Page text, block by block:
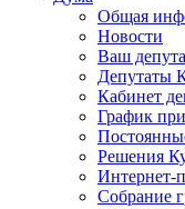
Общая
Новости
Ваш
Депутаты
Кабинет
График
Решения
Интернет-
Собрание